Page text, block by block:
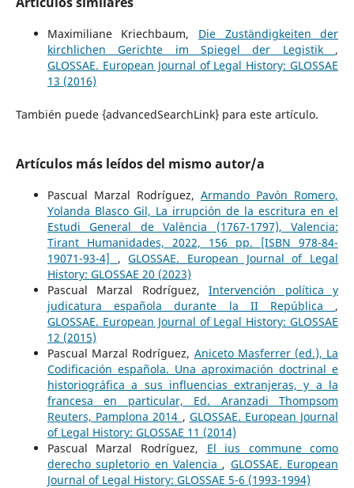
Maximiliane Kriechbaum, Die Zuständigkeiten der
kirchlichen Gerichte im Spiegel der Legistik ,
GLOSSAE. European Journal of Legal History: GLOSSAE
13 (2016)
También puede {advancedSearchLink} para este artículo.
Artículos más leídos del mismo autor/a
Pascual Marzal Rodríguez,Armando Pavón Romero,
Yolanda Blasco Gil, La irrupción de la escritura en el
Estudi General de València (1767-1797), Valencia:
Tirant Humanidades, 2022, 156 pp. [ISBN 978-84-
19071-93-4] ,GLOSSAE. European Journal of Legal
History: GLOSSAE 20 (2023)
Pascual Marzal Rodríguez,Intervención política y
judicatura española durante la II República ,
GLOSSAE. European Journal of Legal History: GLOSSAE
12 (2015)
Pascual Marzal Rodríguez, Aniceto Masferrer (ed.), La
Codificación española. Una aproximación doctrinal e
historiográfica a sus influencias extranjeras, y a la
francesa en particular, Ed. Aranzadi Thompsom
Reuters, Pamplona 2014 , GLOSSAE. European Journal
of Legal History: GLOSSAE 11 (2014)
Pascual Marzal Rodríguez, El ius commune como
derecho supletorio en Valencia , GLOSSAE. European
Journal of Legal History: GLOSSAE 5-6 (1993-1994)